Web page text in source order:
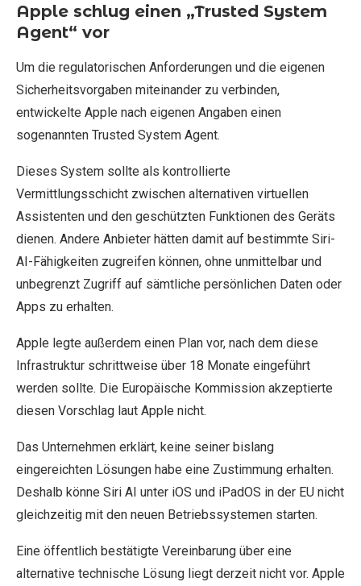
Apple schlug einen „Trusted System
Agent“ vor
Um die regulatorischen Anforderungen und die eigenen
Sicherheitsvorgaben miteinander zu verbinden,
entwickelte Apple nach eigenen Angaben einen
sogenannten Trusted System Agent.
Dieses System sollte als kontrollierte
Vermittlungsschicht zwischen alternativen virtuellen
Assistenten und den geschützten Funktionen des Geräts
dienen. Andere Anbieter hätten damit auf bestimmte Siri-
AI-Fähigkeiten zugreifen können, ohne unmittelbar und
unbegrenzt Zugriff auf sämtliche persönlichen Daten oder
Apps zu erhalten.
Apple legte außerdem einen Plan vor, nach dem diese
Infrastruktur schrittweise über 18 Monate eingeführt
werden sollte. Die Europäische Kommission akzeptierte
diesen Vorschlag laut Apple nicht.
Das Unternehmen erklärt, keine seiner bislang
eingereichten Lösungen habe eine Zustimmung erhalten.
Deshalb könne Siri AI unter iOS und iPadOS in der EU nicht
gleichzeitig mit den neuen Betriebssystemen starten.
Eine öffentlich bestätigte Vereinbarung über eine
alternative technische Lösung liegt derzeit nicht vor. Apple